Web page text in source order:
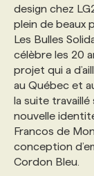
design chez
plein de beaux
Les Bulles
célèbre les 20
projet qui a
au Québec et
la suite travaillé
nouvelle
Francos de
conception
Cordon Bleu.